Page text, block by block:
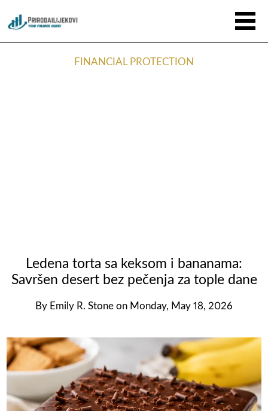
FINANCIAL PROTECTION
Ledena torta sa keksom i bananama:
Savršen desert bez pečenja za tople dane
By Emily R. Stone on Monday, May 18, 2026